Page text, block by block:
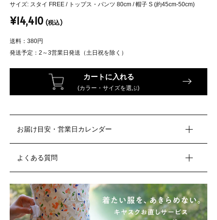
サイズ: スタイ FREE / トップス・パンツ 80cm / 帽子 S (約45cm-50cm)
¥14,410 (税込)
送料：380円
発送予定： 2～3営業日発送（土日祝を除く）
カートに入れる
(カラー・サイズを選ぶ)
お届け目安・営業日カレンダー
よくある質問